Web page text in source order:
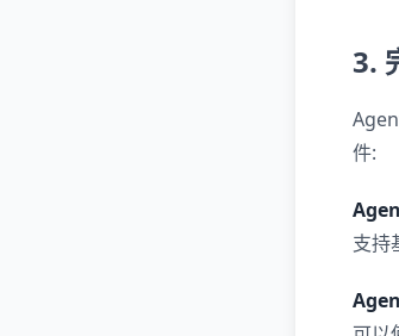
3.
件:
支持